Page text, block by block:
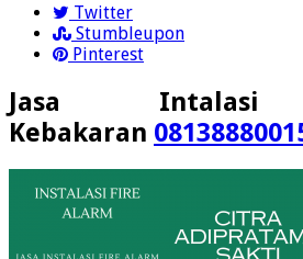
Twitter
Stumbleupon
Pinterest
Jasa Intalasi
Kebakaran